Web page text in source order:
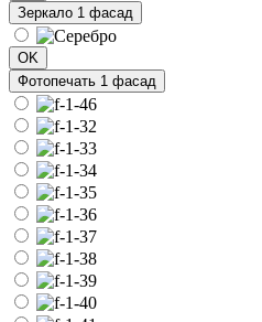
Зеркало 1 фасад
OK
Фотопечать 1 фасад